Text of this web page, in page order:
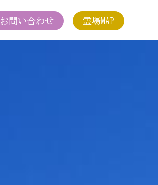
お問い合わせ 霊場MAP